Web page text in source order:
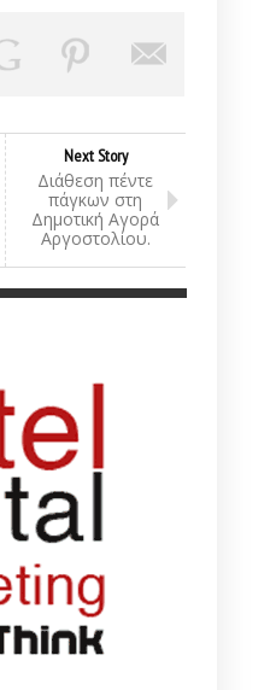
Next Story
Διάθεση πέντε
πάγκων στη
Δημοτική Αγορά
Αργοστολίου.